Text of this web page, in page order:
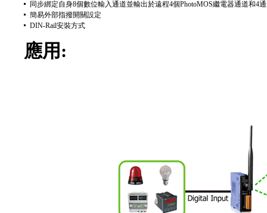
同步綁定自身8個數位輸入通道並輸出於遠程4個PhotoMOS繼電器通道和4
簡易外部指撥開關設定
DIN-Rail安裝方式
應用: